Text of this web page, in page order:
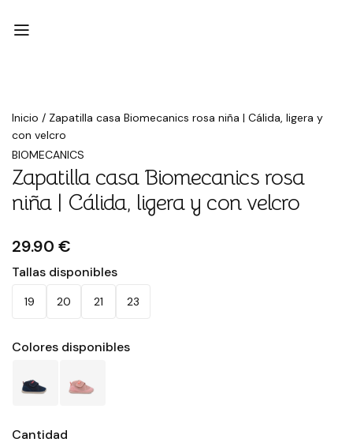
Inicio / Zapatilla casa Biomecanics rosa niña | Cálida, ligera y
con velcro
BIOMECANICS
Zapatilla casa Biomecanics rosa
niña | Cálida, ligera y con velcro
29.90 €
Tallas disponibles
19 20 21 23
Colores disponibles
Cantidad